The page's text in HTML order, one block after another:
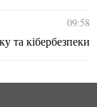
09:58
та кібербезпеки